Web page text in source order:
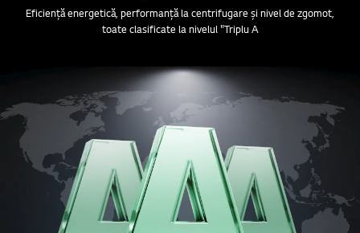
Eficiență energetică, performanță la centrifugare și nivel de zgomot,
toate clasificate la nivelul "Triplu A